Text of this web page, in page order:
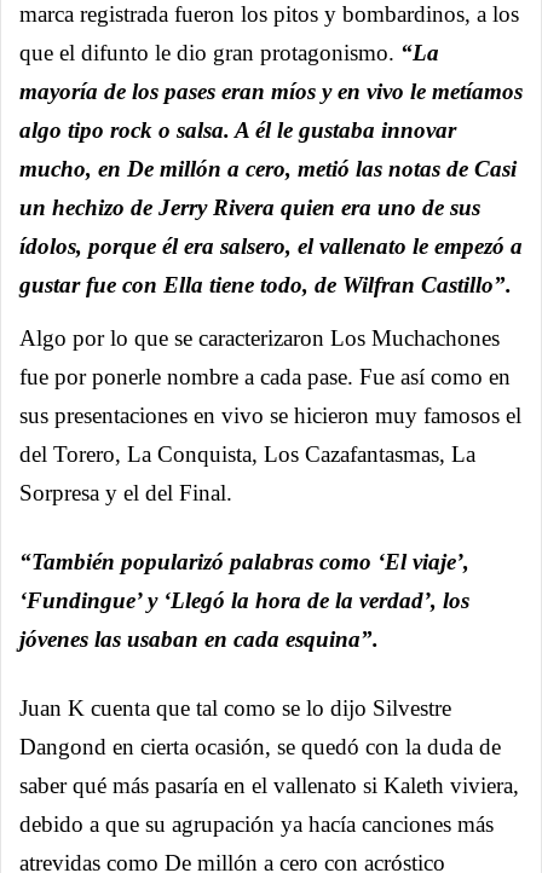
marca registrada fueron los pitos y bombardinos, a los
que el difunto le dio gran protagonismo. “La
mayoría de los pases eran míos y en vivo le metíamos
algo tipo rock o salsa. A él le gustaba innovar
mucho, en De millón a cero, metió las notas de Casi
un hechizo de Jerry Rivera quien era uno de sus
ídolos, porque él era salsero, el vallenato le empezó a
gustar fue con Ella tiene todo, de Wilfran Castillo”.
Algo por lo que se caracterizaron Los Muchachones
fue por ponerle nombre a cada pase. Fue así como en
sus presentaciones en vivo se hicieron muy famosos el
del Torero, La Conquista, Los Cazafantasmas, La
Sorpresa y el del Final.
“También popularizó palabras como ‘El viaje’,
‘Fundingue’ y ‘Llegó la hora de la verdad’, los
jóvenes las usaban en cada esquina”.
Juan K cuenta que tal como se lo dijo Silvestre
Dangond en cierta ocasión, se quedó con la duda de
saber qué más pasaría en el vallenato si Kaleth viviera,
debido a que su agrupación ya hacía canciones más
atrevidas como De millón a cero con acróstico